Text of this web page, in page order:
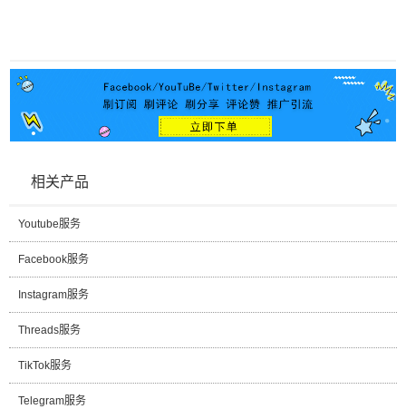
相关产品
Youtube服务
Facebook服务
Instagram服务
Threads服务
TikTok服务
Telegram服务